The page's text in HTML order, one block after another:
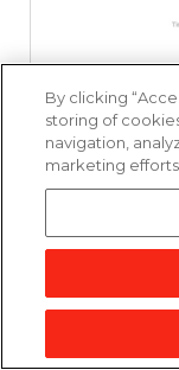
影票好禮即享
3,857點
加入兌換
By clicking
storing of
navigation,
marketing efforts.